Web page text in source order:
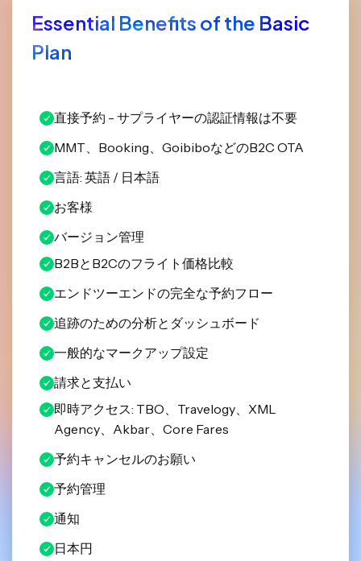
Essential Benefits of the Basic
Plan
直接予約 - サプライヤーの認証情報は不要
MMT、Booking、GoibiboなどのB2C OTA
言語: 英語 / 日本語
お客様
バージョン管理
B2BとB2Cのフライト価格比較
エンドツーエンドの完全な予約フロー
追跡のための分析とダッシュボード
一般的なマークアップ設定
請求と支払い
即時アクセス: TBO、Travelogy、XML
Agency、Akbar、Core Fares
予約キャンセルのお願い
予約管理
通知
日本円